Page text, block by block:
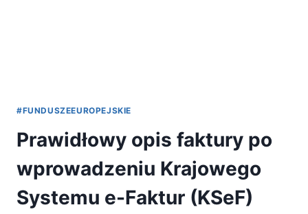
#FUNDUSZEEUROPEJSKIE
Prawidłowy opis faktury po
wprowadzeniu Krajowego
Systemu e-Faktur (KSeF)